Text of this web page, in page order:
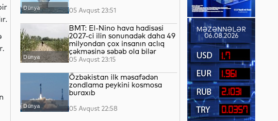
Dünya 05 Avqust 23:51
Dünya
BMT: El-Nino hava hadisəsi
2027-ci ilin sonunadək daha 49
milyondan çox insanın aclıq
çəkməsinə səbəb ola bilər
05 Avqust 23:15
Dünya
Özbəkistan ilk məsafədən
zondlama peykini kosmosa
buraxıb
05 Avqust 22:58
MƏZƏNNƏLƏR
06.08.2026
1.7
1.961
2.1031
0.0357